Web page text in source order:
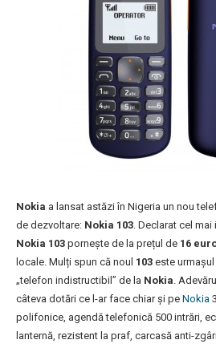
Nokia a lansat astăzi în Nigeria un nou
de dezvoltare: Nokia 103. Declarat cel
Nokia 103 pornește de la prețul de 16
locale. Mulți spun că noul 103 este urmașul
„telefon indistructibil” de la Nokia.
câteva dotări ce l-ar face chiar și pe Nokia
polifonice, agendă telefonică 500 intrări,
lanternă, rezistent la praf, carcasă anti-